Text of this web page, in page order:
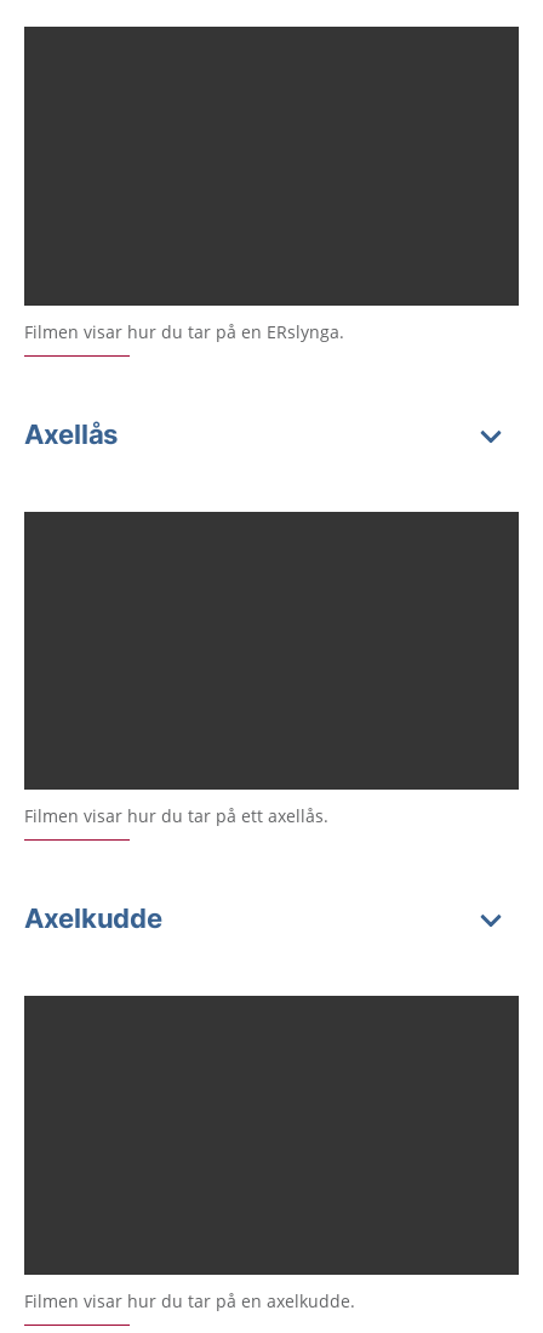
Filmen visar hur du tar på en ERslynga.
Axellås
Filmen visar hur du tar på ett axellås.
Axelkudde
Filmen visar hur du tar på en axelkudde.